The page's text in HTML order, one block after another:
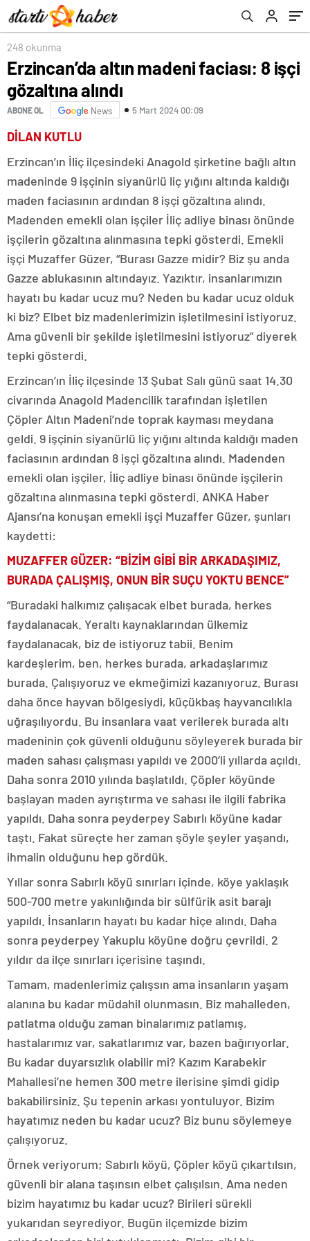
248 okunma
Erzincan’da altın madeni faciası: 8 işçi
gözaltına alındı
ABONE OL News 5 Mart 2024 00:09
DİLAN KUTLU
Erzincan’ın İliç ilçesindeki Anagold şirketine bağlı altın
madeninde 9 işçinin siyanürlü liç yığını altında kaldığı
maden faciasının ardından 8 işçi gözaltına alındı.
Madenden emekli olan işçiler İliç adliye binası önünde
işçilerin gözaltına alınmasına tepki gösterdi. Emekli
işçi Muzaffer Güzer, “Burası Gazze midir? Biz şu anda
Gazze ablukasının altındayız. Yazıktır, insanlarımızın
hayatı bu kadar ucuz mu? Neden bu kadar ucuz olduk
ki biz? Elbet biz madenlerimizin işletilmesini istiyoruz.
Ama güvenli bir şekilde işletilmesini istiyoruz” diyerek
tepki gösterdi.
Erzincan’ın İliç ilçesinde 13 Şubat Salı günü saat 14.30
civarında Anagold Madencilik tarafından işletilen
Çöpler Altın Madeni’nde toprak kayması meydana
geldi. 9 işçinin siyanürlü liç yığını altında kaldığı maden
faciasının ardından 8 işçi gözaltına alındı. Madenden
emekli olan işçiler, İliç adliye binası önünde işçilerin
gözaltına alınmasına tepki gösterdi. ANKA Haber
Ajansı’na konuşan emekli işçi Muzaffer Güzer, şunları
kaydetti:
MUZAFFER GÜZER: “BİZİM GİBİ BİR ARKADAŞIMIZ,
BURADA ÇALIŞMIŞ, ONUN BİR SUÇU YOKTU BENCE”
“Buradaki halkımız çalışacak elbet burada, herkes
faydalanacak. Yeraltı kaynaklarından ülkemiz
faydalanacak, biz de istiyoruz tabii. Benim
kardeşlerim, ben, herkes burada, arkadaşlarımız
burada. Çalışıyoruz ve ekmeğimizi kazanıyoruz. Burası
daha önce hayvan bölgesiydi, küçükbaş hayvancılıkla
uğraşılıyordu. Bu insanlara vaat verilerek burada altı
madeninin çok güvenli olduğunu söyleyerek burada bir
maden sahası çalışması yapıldı ve 2000’li yıllarda açıldı.
Daha sonra 2010 yılında başlatıldı. Çöpler köyünde
başlayan maden ayrıştırma ve sahası ile ilgili fabrika
yapıldı. Daha sonra peyderpey Sabırlı köyüne kadar
taştı. Fakat süreçte her zaman şöyle şeyler yaşandı,
ihmalin olduğunu hep gördük.
Yıllar sonra Sabırlı köyü sınırları içinde, köye yaklaşık
500-700 metre yakınlığında bir sülfürik asit barajı
yapıldı. İnsanların hayatı bu kadar hiçe alındı. Daha
sonra peyderpey Yakuplu köyüne doğru çevrildi. 2
yıldır da ilçe sınırları içerisine taşındı.
Tamam, madenlerimiz çalışsın ama insanların yaşam
alanına bu kadar müdahil olunmasın. Biz mahalleden,
patlatma olduğu zaman binalarımız patlamış,
hastalarımız var, sakatlarımız var, bazen bağırıyorlar.
Bu kadar duyarsızlık olabilir mi? Kazım Karabekir
Mahallesi’ne hemen 300 metre ilerisine şimdi gidip
bakabilirsiniz. Şu tepenin arkası yontuluyor. Bizim
hayatımız neden bu kadar ucuz? Biz bunu söylemeye
çalışıyoruz.
Örnek veriyorum; Sabırlı köyü, Çöpler köyü çıkartılsın,
güvenli bir alana taşınsın elbet çalışılsın. Ama neden
bizim hayatımız bu kadar ucuz? Birileri sürekli
yukarıdan seyrediyor. Bugün ilçemizde bizim